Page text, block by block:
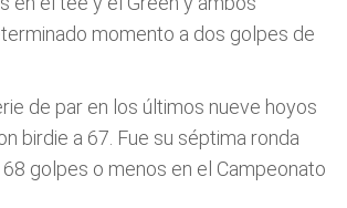
momento a dos golpes de
de par en los últimos nueve hoyos
birdie a 67. Fue su séptima ronda
golpes o menos en el Campeonato